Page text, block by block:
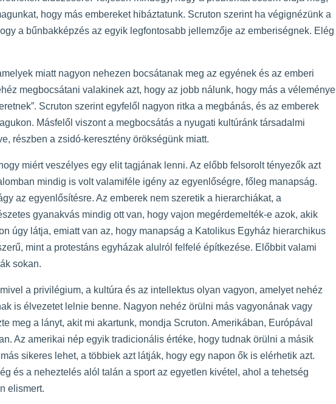
hogy más embereket hibáztatunk. Scruton szerint ha végignézünk a
a bűnbakképzés az egyik legfontosabb jellemzője az emberiségnek. Elég
miatt nagyon nehezen bocsátanak meg az egyének és az emberi
megbocsátani valakinek azt, hogy az jobb nálunk, hogy más a véleménye
Scruton szerint egyfelől nagyon ritka a megbánás, és az emberek
Másfelől viszont a megbocsátás a nyugati kultúránk társadalmi
részben a zsidó-keresztény örökségünk miatt.
miért veszélyes egy elit tagjának lenni. Az előbb felsorolt tényezők azt
mindig is volt valamiféle igény az egyenlőségre, főleg manapság.
az egyenlősítésre. Az emberek nem szeretik a hierarchiákat, a
gyanakvás mindig ott van, hogy vajon megérdemelték-e azok, akik
úgy látja, emiatt van az, hogy manapság a Katolikus Egyház hierarchikus
mint a protestáns egyházak alulról felfelé építkezése. Előbbit valami
sokan.
a privilégium, a kultúra és az intellektus olyan vagyon, amelyet nehéz
is élvezetet lelnie benne. Nagyon nehéz örülni más vagyonának vagy
meg a lányt, akit mi akartunk, mondja Scruton. Amerikában, Európával
Az amerikai nép egyik tradicionális értéke, hogy tudnak örülni a másik
sikeres lehet, a többiek azt látják, hogy egy napon ők is elérhetik azt.
és a neheztelés alól talán a sport az egyetlen kivétel, ahol a tehetség
elismert.